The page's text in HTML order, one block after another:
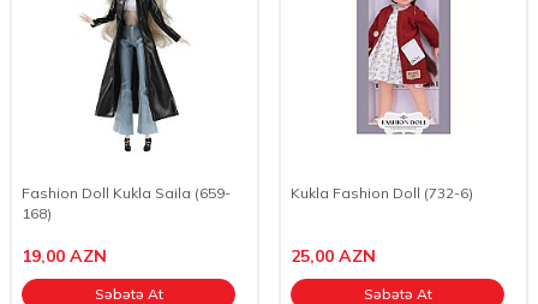
Fashion Doll Kukla Saila (659-
168)
19,00 AZN
Səbətə At
Kukla Fashion Doll (732-6)
25,00 AZN
Səbətə At